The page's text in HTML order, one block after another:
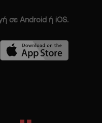
σε Android ή iOS.